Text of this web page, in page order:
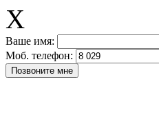
X
Ваше имя:
Моб. телефон: